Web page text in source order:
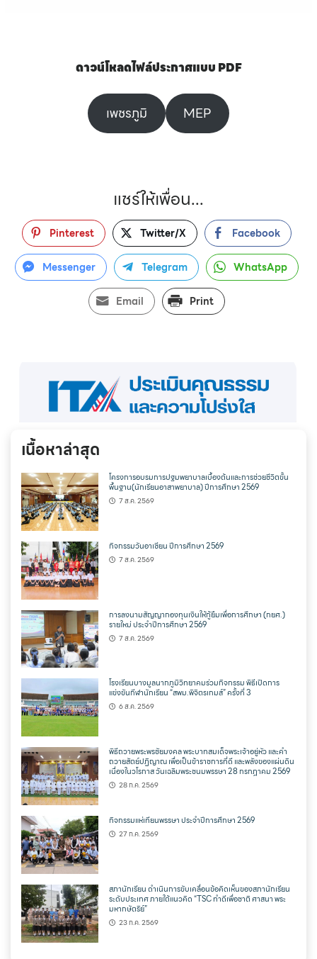
ดาวน์โหลดไฟล์ประกาศแบบ PDF
เพชรภูมิ MEP
แชร์ให้เพื่อน...
Pinterest Twitter/X Facebook
Messenger Telegram WhatsApp
Email Print
เนื้อหาล่าสุด
โครงการอบรมการปฐมพยาบาลเบื้องต้นและการช่วยชีวิตขั้น
พื้นฐาน(นักเรียนอาสาพยาบาล) ปีการศึกษา 2569
7 ส.ค. 2569
กิจกรรมวันอาเซียน ปีการศึกษา 2569
7 ส.ค. 2569
การลงนามสัญญากองทุนเงินให้กู้ยืมเพื่อการศึกษา (กยศ.)
รายใหม่ ประจำปีการศึกษา 2569
7 ส.ค. 2569
โรงเรียนบางมูลนากภูมิวิทยาคมร่วมกิจกรรม พิธีเปิดการ
แข่งขันกีฬานักเรียน “สพม.พิจิตรเกมส์” ครั้งที่ 3
6 ส.ค. 2569
พิธีถวายพระพรชัยมงคล พระบาทสมเด็จพระเจ้าอยู่หัว และคำ
ถวายสัตย์ปฏิญาณ เพื่อเป็นข้าราชการที่ดี และพลังของแผ่นดิน
เนื่องในวโรกาส วันเฉลิมพระชนมพรรษา 28 กรกฎาคม 2569
28 ก.ค. 2569
กิจกรรมแห่เทียนพรรษา ประจำปีการศึกษา 2569
27 ก.ค. 2569
สภานักเรียน ดำเนินการขับเคลื่อนข้อคิดเห็นของสภานักเรียน
ระดับประเทศ ภายใต้แนวคิด “TSC ทำดีเพื่อชาติ ศาสนา พระ
มหากษัตริย์”
23 ก.ค. 2569